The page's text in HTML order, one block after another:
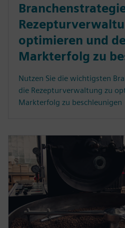
optimieren und
Markterfolg zu
Nutzen Sie die wichtigsten
die Rezepturverwaltung zu
Markterfolg zu beschleunigen